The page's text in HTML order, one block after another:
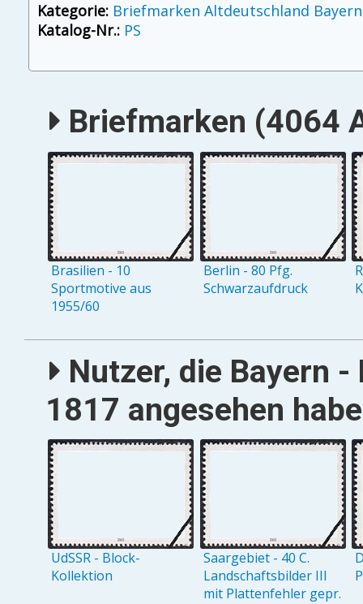
Kategorie: Briefmarken Altdeutschland Bayern
Katalog-Nr.: PS
Briefmarken (4064
Brasilien - 10
Sportmotive aus
1955/60
Berlin - 80 Pfg.
Schwarzaufdruck
Nutzer, die Bayern
1817 angesehen
UdSSR - Block-
Kollektion
Saargebiet - 40 C.
Landschaftsbilder III
mit Plattenfehler gepr.